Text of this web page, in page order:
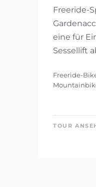
Freeride-
eine für
Sessellift
Freeride-
TOUR